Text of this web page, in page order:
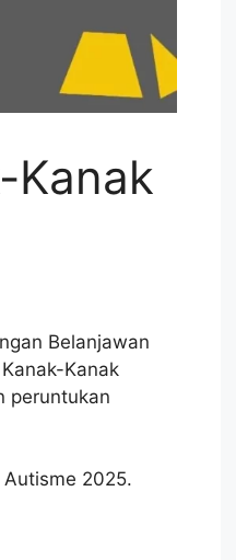
Kanak
Belanjawan
Kanak
peruntukan
2025.